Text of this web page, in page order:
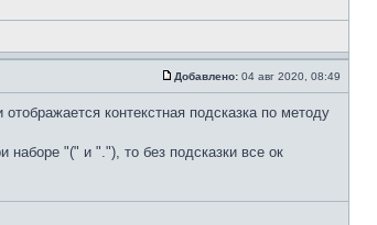
Добавлено: 04 авг 2020, 08:49
контекстная подсказка по методу
наборе "(" и "."), то без подсказки все ок